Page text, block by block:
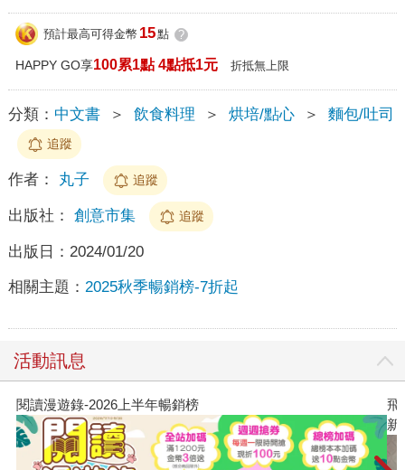
預計最高可得金幣 15點 ?
HAPPY GO享100累1點 4點抵1元 折抵無上限
分類： 中文書 ＞ 飲食料理 ＞ 烘培/點心 ＞ 麵包/吐司
追蹤
作者： 丸子 追蹤
出版社： 創意市集 追蹤
出版日： 2024/01/20
相關主題： 2025秋季暢銷榜-7折起
活動訊息
閱讀漫遊錄-2026上半年暢銷榜
飛
新